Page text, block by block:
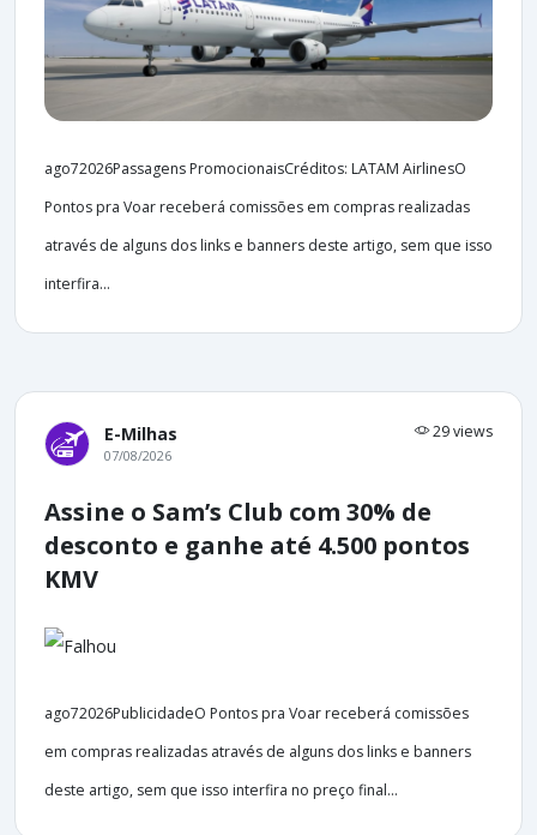
ago72026Passagens PromocionaisCréditos: LATAM AirlinesO
Pontos pra Voar receberá comissões em compras realizadas
através de alguns dos links e banners deste artigo, sem que isso
interfira...
E-Milhas 29 views
07/08/2026
Assine o Sam’s Club com 30% de
desconto e ganhe até 4.500 pontos
KMV
ago72026PublicidadeO Pontos pra Voar receberá comissões
em compras realizadas através de alguns dos links e banners
deste artigo, sem que isso interfira no preço final...